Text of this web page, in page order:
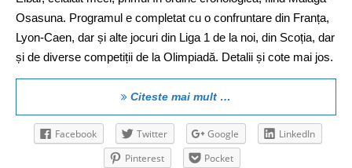
Osasuna. Programul e completat cu o confruntare din Franța,
Lyon-Caen, dar și alte jocuri din Liga 1 de la noi, din Scoția, dar
și de diverse competiții de la Olimpiadă. Detalii și cote mai jos.
Citeste mai mult …
Facebook Twitter Google
LinkedIn
Pinterest
Pocket